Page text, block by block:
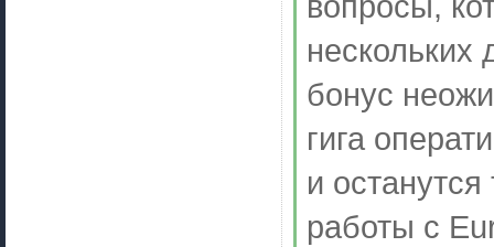
нескольких
бонус
гига
и
работы с